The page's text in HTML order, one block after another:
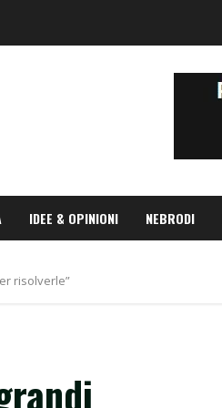
IDEE & OPINIONI NEBRODI
risolverle”